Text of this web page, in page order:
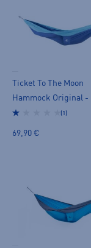
Ticket To The Moon
(1)
69,90 €